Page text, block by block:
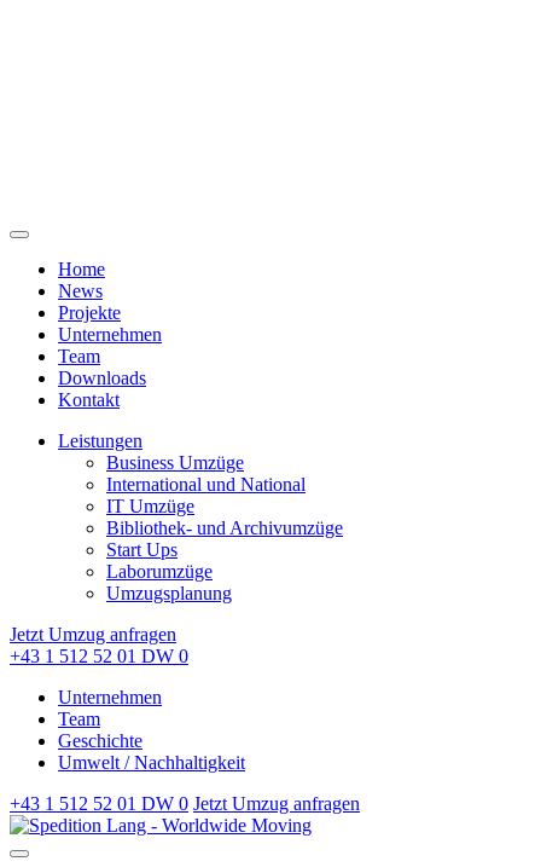
Home
News
Projekte
Unternehmen
Team
Downloads
Kontakt
Leistungen
Business Umzüge
International und National
IT Umzüge
Bibliothek- und Archivumzüge
Start Ups
Laborumzüge
Umzugsplanung
Jetzt Umzug anfragen
+43 1 512 52 01 DW 0
Unternehmen
Team
Geschichte
Umwelt / Nachhaltigkeit
+43 1 512 52 01 DW 0 Jetzt Umzug anfragen